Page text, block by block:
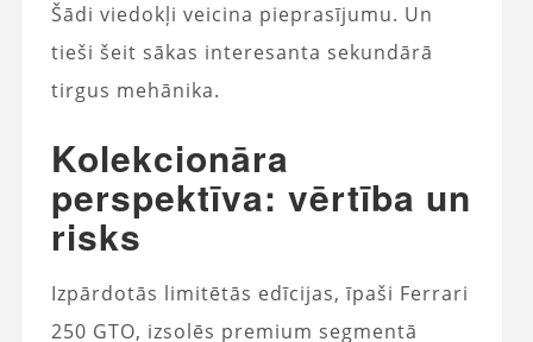
Šādi viedokļi veicina pieprasījumu. Un
tieši šeit sākas interesanta sekundārā
tirgus mehānika.
Kolekcionāra
perspektīva: vērtība un
risks
Izpārdotās limitētās edīcijas, īpaši Ferrari
250 GTO, izsolēs premium segmentā